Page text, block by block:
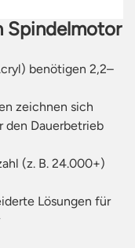
Spindelmotor
benötigen 2,2–
zeichnen sich
den Dauerbetrieb
(z. B. 24.000+)
Lösungen für